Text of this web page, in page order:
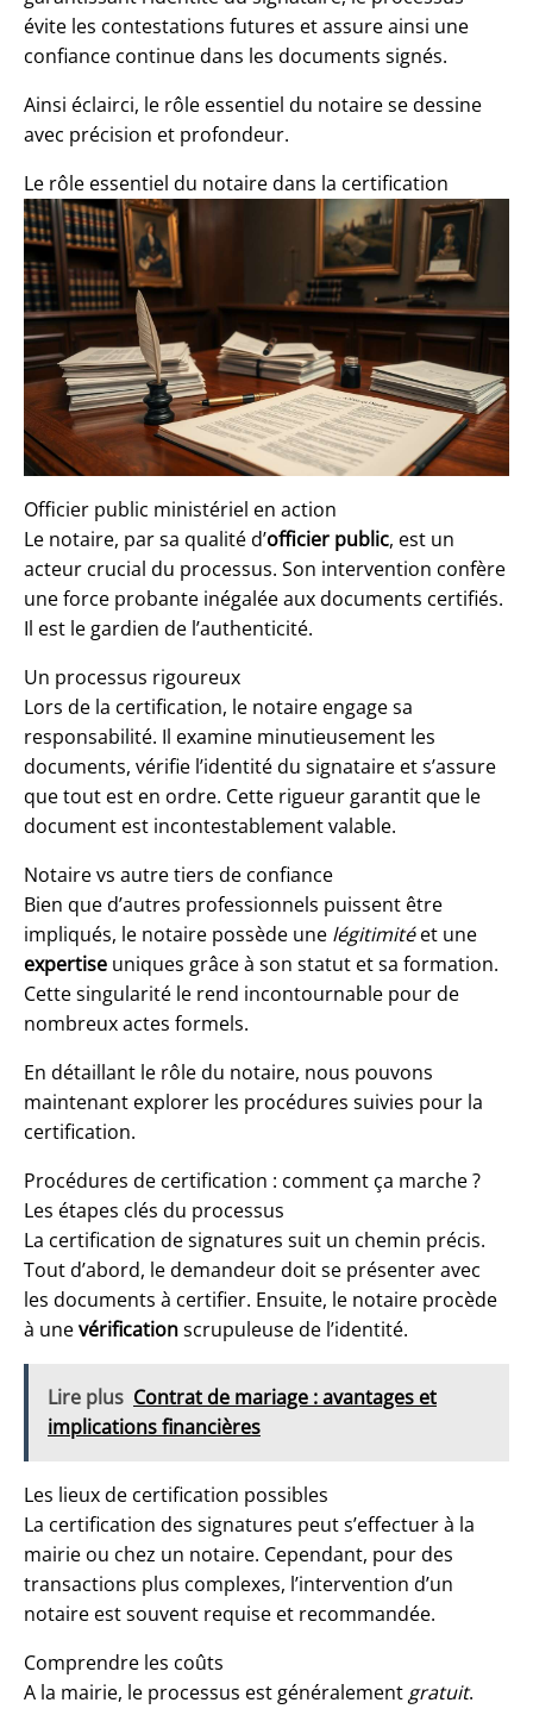
évite les contestations futures et assure ainsi une
confiance continue dans les documents signés.
Ainsi éclairci, le rôle essentiel du notaire se dessine
avec précision et profondeur.
Le rôle essentiel du notaire dans la certification
Officier public ministériel en action
Le notaire, par sa qualité d’officier public, est un
acteur crucial du processus. Son intervention confère
une force probante inégalée aux documents certifiés.
Il est le gardien de l’authenticité.
Un processus rigoureux
Lors de la certification, le notaire engage sa
responsabilité. Il examine minutieusement les
documents, vérifie l’identité du signataire et s’assure
que tout est en ordre. Cette rigueur garantit que le
document est incontestablement valable.
Notaire vs autre tiers de confiance
Bien que d’autres professionnels puissent être
impliqués, le notaire possède une légitimitéet une
expertise uniques grâce à son statut et sa formation.
Cette singularité le rend incontournable pour de
nombreux actes formels.
En détaillant le rôle du notaire, nous pouvons
maintenant explorer les procédures suivies pour la
certification.
Procédures de certification : comment ça marche ?
Les étapes clés du processus
La certification de signatures suit un chemin précis.
Tout d’abord, le demandeur doit se présenter avec
les documents à certifier. Ensuite, le notaire procède
à unevérificationscrupuleuse de l’identité.
Lire plus Contrat de mariage : avantages et
implications financières
Les lieux de certification possibles
La certification des signatures peut s’effectuer à la
mairie ou chez un notaire. Cependant, pour des
transactions plus complexes, l’intervention d’un
notaire est souvent requise et recommandée.
Comprendre les coûts
A la mairie, le processus est généralement gratuit.